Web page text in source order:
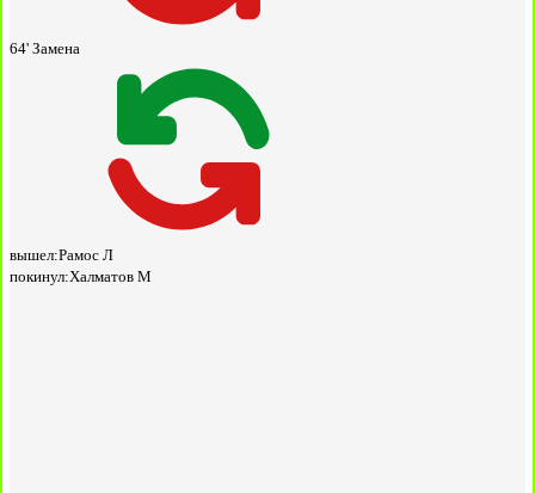
64' Замена
вышел:Рамос Л
покинул:Халматов М